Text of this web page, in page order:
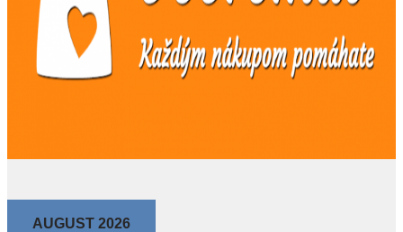
AUGUST 2026